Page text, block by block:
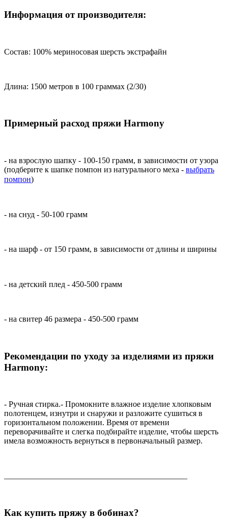
Информация от производителя:
Состав: 100% мериносовая шерсть экстрафайн
Длина: 1500 метров в 100 граммах (2/30)
Примерный расход пряжи Harmony
- на взрослую шапку - 100-150 грамм, в зависимости от узора
(подберите к шапке помпон из натурального меха - выбрать
помпон)⠀
- на снуд - 50-100 грамм ⠀
- на шарф - от 150 грамм, в зависимости от длины и ширины
- на детский плед - 450-500 грамм ⠀
- на свитер 46 размера - 450-500 грамм
Рекомендации по уходу за изделиями из пряжи
Harmony:
- Ручная стирка.- Промокните влажное изделие хлопковым
полотенцем, изнутри и снаружи и разложите сушиться в
горизонтальном положении. Время от времени
переворачивайте и слегка подбирайте изделие, чтобы шерсть
имела возможность вернуться в первоначальный размер.
Как купить пряжу в бобинах?